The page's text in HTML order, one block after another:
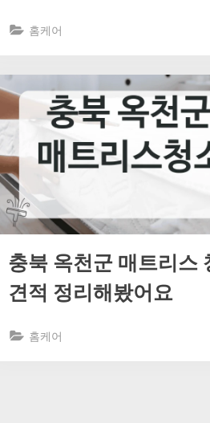
홈케어
충북 옥천군 매트리스
견적 정리해봤어요
홈케어